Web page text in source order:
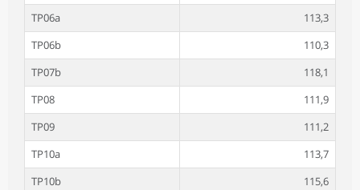
TP06a
113,3
TP06b
110,3
TP07b
118,1
TP08
111,9
TP09
111,2
TP10a
113,7
TP10b
115,6